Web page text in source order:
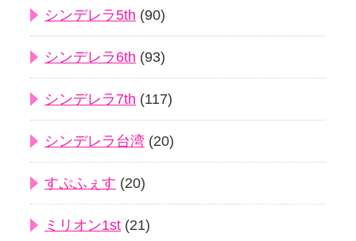
シンデレラ5th (90)
シンデレラ6th (93)
シンデレラ7th (117)
シンデレラ台湾 (20)
すぷふぇす (20)
ミリオン1st (21)